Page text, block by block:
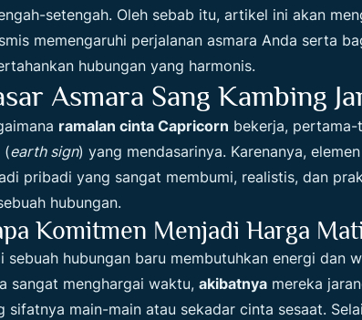
setengah. Oleh sebab itu, artikel ini akan
memengaruhi perjalanan asmara Anda serta
hubungan yang harmonis.
Asmara Sang Kambing
ramalan cinta Capricorn bekerja,
(earth sign) yang mendasarinya. Karenanya,
pribadi yang sangat membumi, realistis, dan
hubungan.
Komitmen Menjadi Harga Mati
sebuah hubungan baru membutuhkan energi dan
sangat menghargai waktu, akibatnyamereka
sifatnya main-main atau sekadar cinta sesaat.